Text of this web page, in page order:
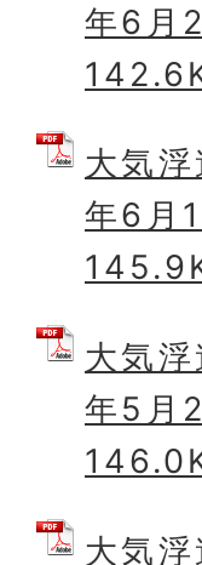
年6月
大気
年6月
大気
年5月
大気